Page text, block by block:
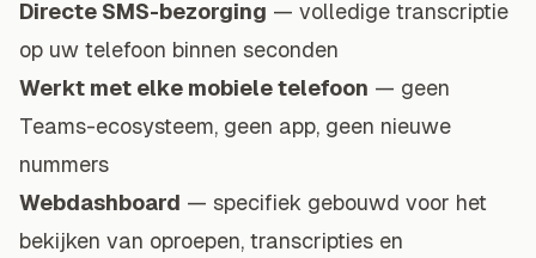
Directe SMS-bezorging — volledige transcriptie
op uw telefoon binnen seconden
Werkt met elke mobiele telefoon — geen
Teams-ecosysteem, geen app, geen nieuwe
nummers
Webdashboard — specifiek gebouwd voor het
bekijken van oproepen, transcripties en